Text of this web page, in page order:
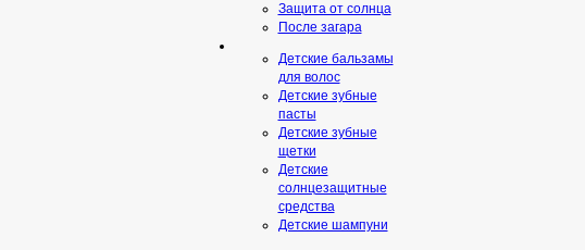
Защита от солнца
После загара
Детские бальзамы
для волос
Детские зубные
пасты
Детские зубные
щетки
Детские
солнцезащитные
средства
Детские шампуни